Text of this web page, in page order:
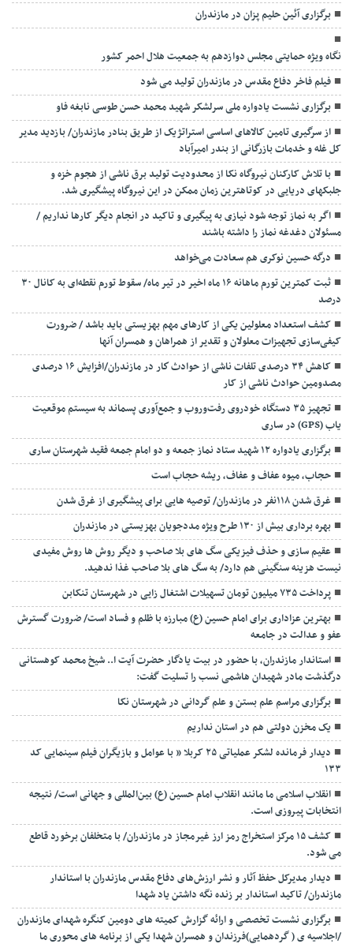
برگزاری آئین حلیم پزان در مازندران
نگاه ویژه حمایتی مجلس دوازدهم به جمعیت هلال احمر کشور
فیلم فاخر دفاع مقدس در مازندران تولید می شود
برگزاری نشست یادواره ملی سرلشکر شهید محمد حسن طوسی نابغه فاو
از سرگیری تامین کالاهای اساسی استراتژیک از طریق بنادر مازندران/ بازدید مدیر
کل غله و خدمات بازرگانی از بندر امیرآباد
با تلاش کارکنان نیروگاه نکا از محدودیت تولید برق ناشی از هجوم خزه و
جلبکهای دریایی در کوتاهترین زمان ممکن در این نیروگاه پیشگیری شد.
اگر به نماز توجه شود نیازی به پیگیری و تاکید در انجام دیگر کارها نداریم /
مسئولان دغدغه نماز را داشته باشند
درگه حسین نوکری هم سعادت می‌خواهد
ثبت کمترین تورم ماهانه ۱۶ ماه اخیر در تیر ماه/ سقوط تورم نقطه‌ای به کانال ۳۰
درصد
کشف استعداد معلولین یکی از کارهای مهم بهزیستی باید باشد / ضرورت
کیفی‌سازی تجهیزات معلولان و تقدیر از همراهان و همسران آنها
کاهش ۳۴ درصدی تلفات ناشی از حوادث كار در مازندران/افزایش ۱۶ درصدی
مصدومین حوادث ناشی از کار
تجهیز ۳۵ دستگاه خودروی رفت‌وروب و جمع‌آوری پسماند به سیستم موقعیت
یاب (GPS) در ساری
برگزاری یادواره ۱۲ شهید ستاد نماز جمعه و دو امام جمعه فقید شهرستان ساری
حجاب، میوه عفاف و عفاف، ریشه حجاب است
غرق شدن ۱۱۸نفر در مازندران/ توصيه هايی برای پيشگيری از غرق شدن
بهره برداری بیش از ۱۳۰ طرح ویژه مددجویان بهزیستی در مازندران
عقیم سازی و حذف فیزیکی سگ های بلا صاحب و دیگر روش ها روش مفیدی
نیست هزینه سنگینی هم دارد/ به سگ های بلا صاحب غذا ندهید.
پرداخت ۷۳۵ میلیون تومان تسهیلات اشتغال زایی در شهرستان تنکابن
بهترین عزاداری برای امام حسین (ع) مبارزه با ظلم و فساد است/ ضرورت گسترش
عفو و عدالت در جامعه
استاندار مازندران، با حضور در بیت یادگار حضرت آیت ا.. شیخ محمد کوهستانی
درگذشت مادر شهیدان هاشمی نسب را تسلیت گفت:
برگزاری مراسم علم بستن و علم گردانی در شهرستان نکا
یک مخزن دولتی هم در استان نداریم
دیدار فرمانده لشکر عملیاتی ۲۵ کربلا ” با عوامل و بازیگران فیلم سینمایی کد
۱۳۳
انقلاب اسلامی ما مانند انقلاب امام حسین (ع) بین‌المللی و جهانی است/ نتیجه
انتخابات پیروزی است.
کشف ۱۵ مرکز استخراج رمز ارز غیرمجاز در مازندران/ با متخلفان برخورد قاطع
می شود.
دیدار مدیرکل حفظ آثار و نشر ارزش‌های دفاع مقدس مازندران با استاندار
مازندران/ تاکید استاندار بر زنده نگه داشتن یاد شهدا
برگزاری نشست تخصصی و ارائه گزارش کمیته های دومین کنگره شهدای مازندران
/اجلاسیه ی ( گردهمایی)فرزندان و همسران شهدا یکی از برنامه های محوری ما